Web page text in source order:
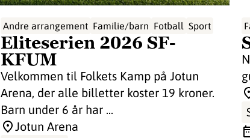
Andre arrangement Familie/barn Fotball Sport
Eliteserien 2026 SF-
KFUM
Velkommen til Folkets Kamp på Jotun
Arena, der alle billetter koster 19 kroner.
Barn under 6 år har ...
Jotun Arena